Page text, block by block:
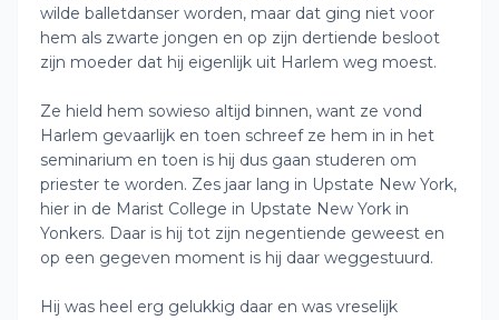
wilde balletdanser worden, maar dat ging niet voor
hem als zwarte jongen en op zijn dertiende besloot
zijn moeder dat hij eigenlijk uit Harlem weg moest.
Ze hield hem sowieso altijd binnen, want ze vond
Harlem gevaarlijk en toen schreef ze hem in in het
seminarium en toen is hij dus gaan studeren om
priester te worden. Zes jaar lang in Upstate New York,
hier in de Marist College in Upstate New York in
Yonkers. Daar is hij tot zijn negentiende geweest en
op een gegeven moment is hij daar weggestuurd.
Hij was heel erg gelukkig daar en was vreselijk